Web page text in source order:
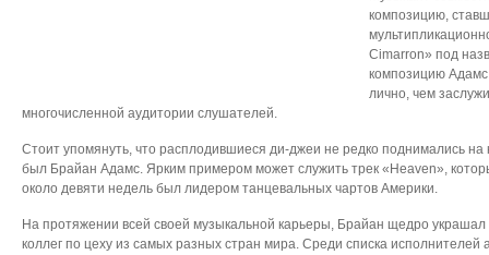
композицию,
Cimarron» под
композицию
лично, чем
многочисленной аудитории слушателей.
Стоит упомянуть, что расплодившиеся ди-джеи не редко поднимались на
был Брайан Адамс. Ярким примером может служить трек «Heaven»,
около девяти недель был лидером танцевальных чартов Америки.
На протяжении всей своей музыкальной карьеры, Брайан щедро украшал
коллег по цеху из самых разных стран мира. Среди списка исполнителей